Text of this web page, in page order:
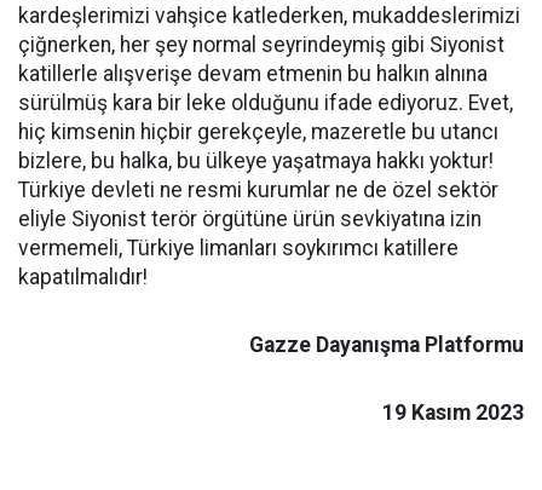
kardeşlerimizi vahşice katlederken, mukaddeslerimizi
çiğnerken, her şey normal seyrindeymiş gibi Siyonist
katillerle alışverişe devam etmenin bu halkın alnına
sürülmüş kara bir leke olduğunu ifade ediyoruz. Evet,
hiç kimsenin hiçbir gerekçeyle, mazeretle bu utancı
bizlere, bu halka, bu ülkeye yaşatmaya hakkı yoktur!
Türkiye devleti ne resmi kurumlar ne de özel sektör
eliyle Siyonist terör örgütüne ürün sevkiyatına izin
vermemeli, Türkiye limanları soykırımcı katillere
kapatılmalıdır!
Gazze Dayanışma Platformu
19 Kasım 2023